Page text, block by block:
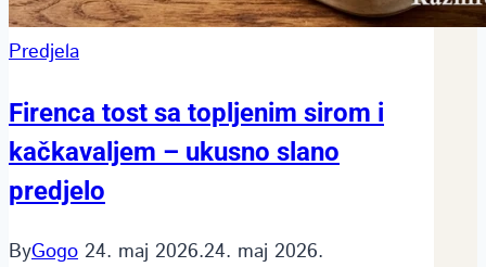
Predjela
Firenca tost sa topljenim sirom i
kačkavaljem – ukusno slano
predjelo
ByGogo 24. maj 2026.24. maj 2026.